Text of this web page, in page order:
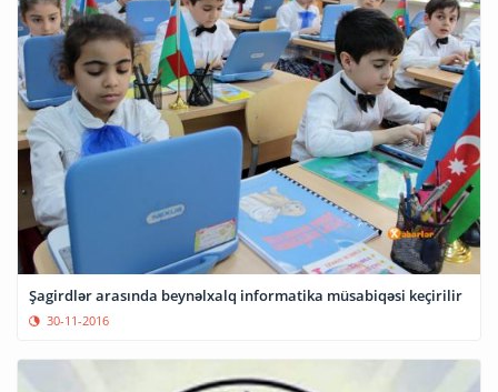
Şagirdlər arasında beynəlxalq informatika müsabiqəsi keçirilir
30-11-2016